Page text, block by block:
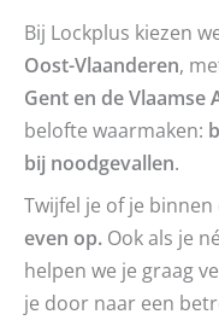
Bij Lockplus kiezen
Oost-Vlaanderen,
Gent en de Vlaamse
belofte waarmaken:
bij noodgevallen.
Twijfel je of je
even op. Ook als je
helpen we je graag
je door naar een